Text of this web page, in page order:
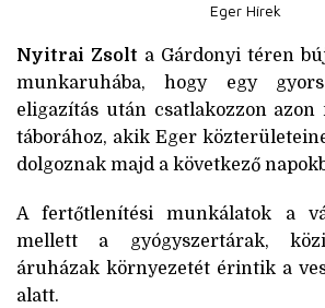
Eger Hírek
Nyitrai Zsolt a Gárdonyi téren
munkaruhába, hogy egy
eligazítás után csatlakozzon azon
táborához, akik Eger
dolgoznak majd a következő
A fertőtlenítési munkálatok a
mellett a gyógyszertárak,
áruházak környezetét érintik a
alatt.